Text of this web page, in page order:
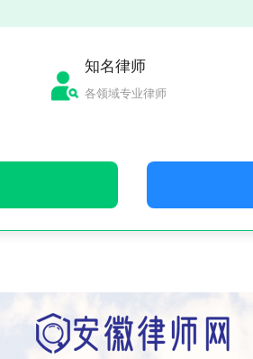
知名律师
各领域专业律师